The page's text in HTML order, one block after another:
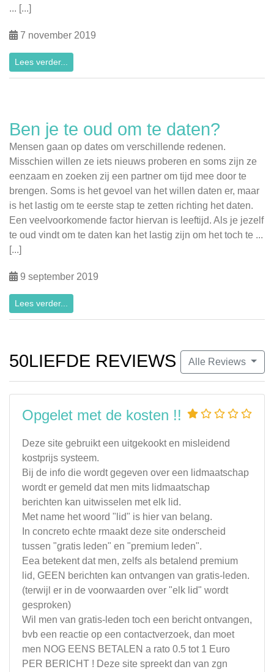
... [...]
7 november 2019
Lees verder...
Ben je te oud om te daten?
Mensen gaan op dates om verschillende redenen.
Misschien willen ze iets nieuws proberen en soms zijn ze
eenzaam en zoeken zij een partner om tijd mee door te
brengen. Soms is het gevoel van het willen daten er, maar
is het lastig om te eerste stap te zetten richting het daten.
Een veelvoorkomende factor hiervan is leeftijd. Als je jezelf
te oud vindt om te daten kan het lastig zijn om het toch te ...
[...]
9 september 2019
Lees verder...
Alle Reviews
50LIEFDE REVIEWS
Opgelet met de kosten !!
Deze site gebruikt een uitgekookt en misleidend
kostprijs systeem.
Bij de info die wordt gegeven over een lidmaatschap
wordt er gemeld dat men mits lidmaatschap
berichten kan uitwisselen met elk lid.
Met name het woord "lid" is hier van belang.
In concreto echte rmaakt deze site onderscheid
tussen "gratis leden" en "premium leden".
Eea betekent dat men, zelfs als betalend premium
lid, GEEN berichten kan ontvangen van gratis-leden.
(terwijl er in de voorwaarden over "elk lid" wordt
gesproken)
Wil men van gratis-leden toch een bericht ontvangen,
bvb een reactie op een contactverzoek, dan moet
men NOG EENS BETALEN a rato 0.5 tot 1 Euro
PER BERICHT ! Deze site spreekt dan van zgn